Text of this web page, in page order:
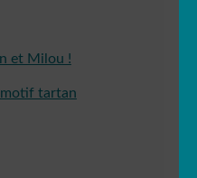
et Milou !
motif tartan